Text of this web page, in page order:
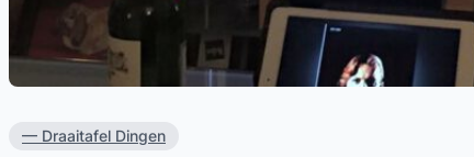
— Draaitafel Dingen